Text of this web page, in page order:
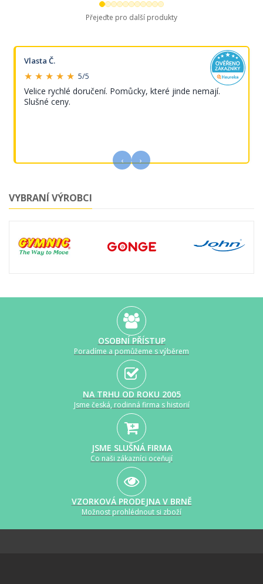
Přejeďte pro další produkty
Vlasta Č.
★ ★ ★ ★ ★ 5/5
Velice rychlé doručení. Pomůcky, které jinde nemají.
Slušné ceny.
‹ ›
VYBRANÍ VÝROBCI
OSOBNÍ PŘÍSTUP
Poradíme a pomůžeme s výběrem
NA TRHU OD ROKU 2005
Jsme česká, rodinná firma s historií
JSME SLUŠNÁ FIRMA
Co naši zákazníci oceňují
VZORKOVÁ PRODEJNA V BRNĚ
Možnost prohlédnout si zboží